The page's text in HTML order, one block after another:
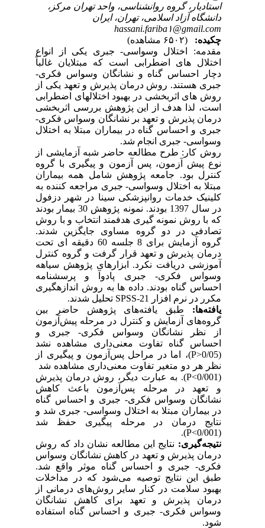
استادیار، گروه روانشناسی، واحد تهران مرکز،
دانشگاه آزاد اسلامی، تهران، ایران
hassani.fariba۱@gmail.com
چکیده:
مقدمه: اختلال وسواسی- جبری یکی از انواع
اختلال های اضطرابی است که مبتلایان غالباً
دچار احساس گناه و نشانگان وسواس فکری-
جبری هستند. روش درمان پذیرش و تعهد یکی از
روش های اثربخشی در بهبود اختلالهای اضطرابی
است، لذا هدف از این پژوهش بررسی اثربخشی
درمان پذیرش و تعهد بر نشانگان وسواس فکری-
جبری و احساس گناه در بیماران مبتلا به اختلال
وسواسی- جبری انجام شد.
روش کار: طرح مطالعه حاضر شبه آزمایشی از
نوع پیش آزمون، پس آزمون و پیگیری با گروه
کنترل بود. جامعه پژوهش شامل همه بیماران
مبتلا به اختلال وسواسی- جبری مراجعه کننده به
کلینیک خدمات روانپزشکی سینا در شهر دزفول
در سال 1397 بودند. نمونه پژوهش 30 بیمار بودند
که با روش نمونه گیری هدفمند انتخاب و با روش
تصادفی در دو گروه مساوی جایگزین شدند.
گروه آزمایش برای 8 جلسه 60 دقیقه ای تحت
درمان پذیرش و تعهد قرار گرفت و گروه کنترل
آموزشی دریافت نکرد. ابزارهای پژوهش سیاهه
وسواس فکری- جبری پادوآ و پرسشنامه
احساس گناه بودند. داده ها به روش اندازهگیری
مکرر در نرم افزار SPSS-21تحلیل شدند.
یافته‌ها:
طبق یافته‌های پژوهش حاضر بین
گروه‌های آزمایش و کنترل در مرحله پیش‌آزمون
از نظر نشانگان وسواس فکری- جبری و
احساس گناه تفاوت معنی‌داری مشاهده نشد
P>)، اما در مراحل پس‌آزمون و پیگیری از
نظر هر دو متغیر تفاوت معنی‌داری مشاهده شد
P<). به عبارت دیگر، روش درمان پذیرش
و تعهد در مرحله پس‌آزمون باعث کاهش
نشانگان وسواس فکری- جبری و احساس گناه
در بیماران مبتلا به اختلال وسواسی- جبری شد و
نتایج درمان در مرحله پیگیری حفظ شد
P<
).
نتیجه‌گیری:نتایج این مطالعه نشان داد که روش
درمان پذیرش و تعهد در کاهش نشانگان وسواس
فکری- جبری و احساس گناه موثر واقع شد.
طبق این نتایج توصیه می‌شود که در مداخلات
بهبود سلامت در کنار سایر روش‌های درمانی از
درمان پذیرش و تعهد برای کاهش نشانگان
وسواس فکری- جبری و احساس گناه استفاده
شود.